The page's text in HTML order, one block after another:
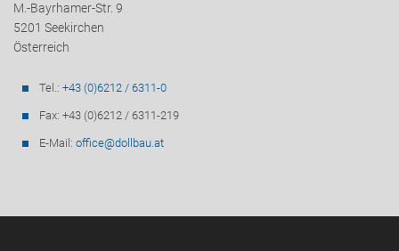
M.-Bayrhamer-Str. 9
5201 Seekirchen
Österreich
Tel.: +43 (0)6212 / 6311-0
Fax: +43 (0)6212 / 6311-219
E-Mail: office@dollbau.at